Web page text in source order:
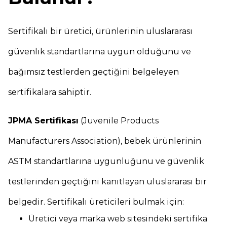
Sertifikalı bir üretici, ürünlerinin uluslararası
güvenlik standartlarına uygun olduğunu ve
bağımsız testlerden geçtiğini belgeleyen
sertifikalara sahiptir.
JPMA Sertifikası (Juvenile Products
Manufacturers Association), bebek ürünlerinin
ASTM standartlarına uygunluğunu ve güvenlik
testlerinden geçtiğini kanıtlayan uluslararası bir
belgedir. Sertifikalı üreticileri bulmak için:
Üretici veya marka web sitesindeki sertifika